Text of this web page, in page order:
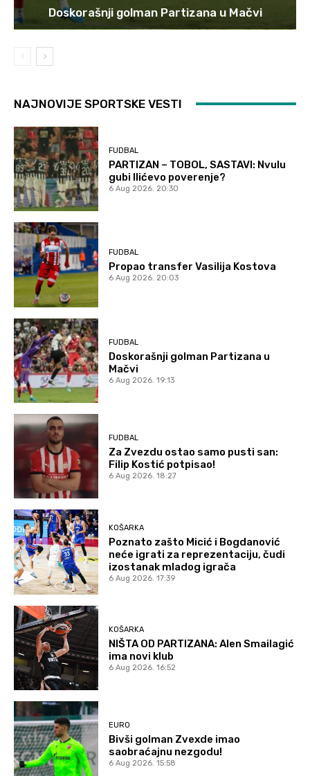
Doskorašnji golman Partizana u Mačvi
NAJNOVIJE SPORTSKE VESTI
FUDBAL
PARTIZAN – TOBOL, SASTAVI: Nvulu
gubi Ilićevo poverenje?
6 Aug 2026. 20:30
FUDBAL
Propao transfer Vasilija Kostova
6 Aug 2026. 20:03
FUDBAL
Doskorašnji golman Partizana u
Mačvi
6 Aug 2026. 19:13
FUDBAL
Za Zvezdu ostao samo pusti san:
Filip Kostić potpisao!
6 Aug 2026. 18:27
KOŠARKA
Poznato zašto Micić i Bogdanović
neće igrati za reprezentaciju, čudi
izostanak mladog igrača
6 Aug 2026. 17:39
KOŠARKA
NIŠTA OD PARTIZANA: Alen Smailagić
ima novi klub
6 Aug 2026. 16:52
EURO
Bivši golman Zvexde imao
saobraćajnu nezgodu!
6 Aug 2026. 15:58